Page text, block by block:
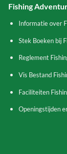
Fishing
Informatie over
Stek Boeken bij
Reglement
Vis Bestand
Faciliteiten
Openingstijden